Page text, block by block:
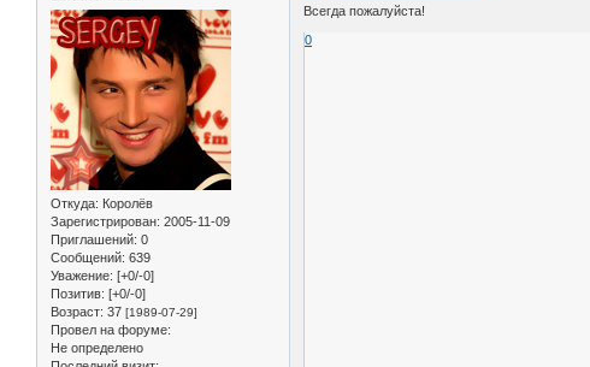
Откуда: Королёв
Зарегистрирован: 2005-11-09
Приглашений: 0
Сообщений: 639
Уважение: [+0/-0]
Позитив: [+0/-0]
Возраст: 37 [1989-07-29]
Провел на форуме:
Не определено
Всегда пожалуйста!
0